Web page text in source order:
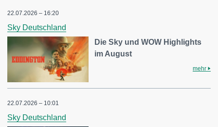
22.07.2026 – 16:20
Sky Deutschland
Die Sky und WOW Highlights
im August
mehr
22.07.2026 – 10:01
Sky Deutschland